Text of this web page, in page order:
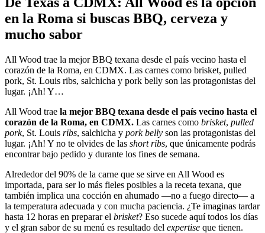
en la Roma si buscas BBQ, cerveza y
mucho sabor
All Wood trae la mejor BBQ texana desde el país vecino hasta el
corazón de la Roma, en CDMX. Las carnes como brisket, pulled
pork, St. Louis ribs, salchicha y pork belly son las protagonistas del
lugar. ¡Ah! Y…
All Wood trae la mejor BBQ texana desde el país vecino hasta el
corazón de la Roma, en CDMX. Las carnes como brisket, pulled
pork, St. Louis ribs, salchicha y pork belly son las protagonistas del
lugar. ¡Ah! Y no te olvides de las short ribs, que únicamente podrás
encontrar bajo pedido y durante los fines de semana.
Alrededor del 90% de la carne que se sirve en All Wood es
importada, para ser lo más fieles posibles a la receta texana, que
también implica una cocción en ahumado —no a fuego directo— a
la temperatura adecuada y con mucha paciencia. ¿Te imaginas tardar
hasta 12 horas en preparar el brisket? Eso sucede aquí todos los días
y el gran sabor de su menú es resultado del expertise que tienen.